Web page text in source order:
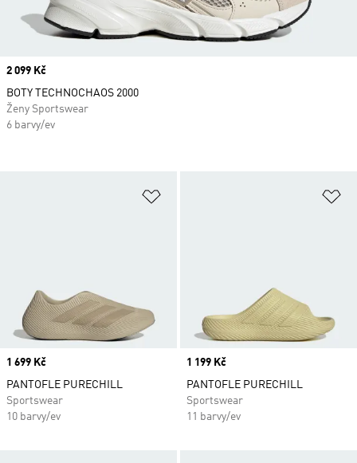
Price
1 699 Kč
PANTOFLE PURECHILL
Sportswear
10 barvy/ev
Price
1 199 Kč
PANTOFLE PURECHILL
Sportswear
11 barvy/ev
Price
2 099 Kč
BOTY TECHNOCHAOS 2000
Ženy Sportswear
6 barvy/ev